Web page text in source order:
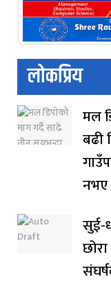
लोकप्रिय
मल
बढी
नभए
सुई-